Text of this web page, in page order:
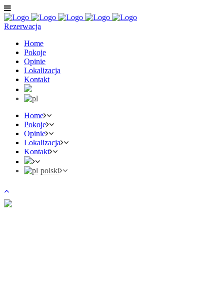
Rezerwacja
Home
Pokoje
Opinie
Lokalizacja
Kontakt
Home
Pokoje
Opinie
Lokalizacja
Kontakt
polski